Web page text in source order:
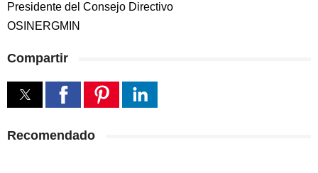
Presidente del Consejo Directivo
OSINERGMIN
Compartir
Recomendado